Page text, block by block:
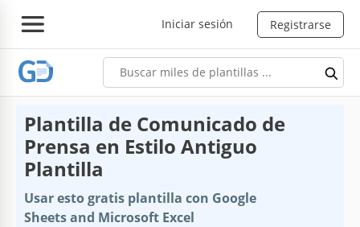
Iniciar sesión Registrarse
Plantilla de Comunicado de
Prensa en Estilo Antiguo
Plantilla
Usar esto gratis plantilla con Google
Sheets and Microsoft Excel